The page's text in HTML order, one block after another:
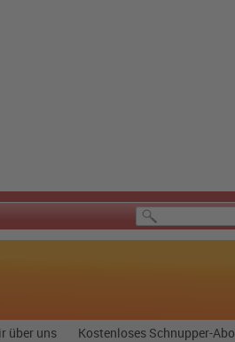
über uns Kostenloses Schnupper-Abo